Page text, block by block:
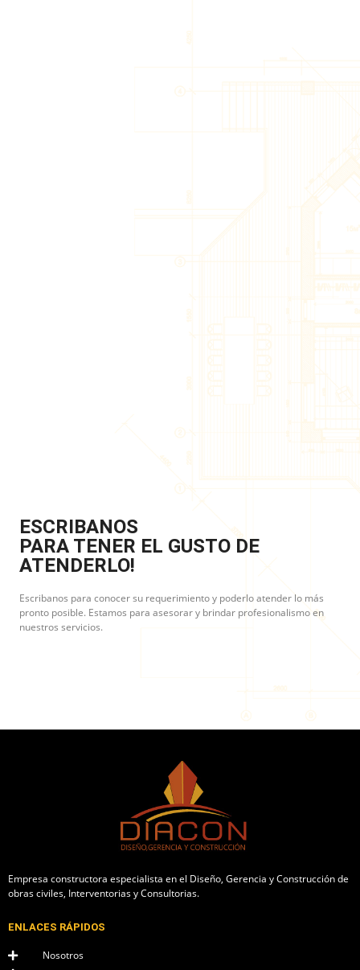
ESCRIBANOS
PARA TENER EL GUSTO DE
ATENDERLO!
Escribanos para conocer su requerimiento y poderlo atender lo más
pronto posible. Estamos para asesorar y brindar profesionalismo en
nuestros servicios.
Empresa constructora especialista en el Diseño, Gerencia y Construcción de
obras civiles, Interventorias y Consultorias.
ENLACES RÁPIDOS
Nosotros